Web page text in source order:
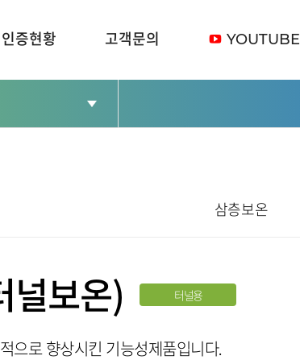
인증현황 고객문의 YOUTUBE
삼층보온
널보온) 터널용
으로 향상시킨 기능성제품입니다.